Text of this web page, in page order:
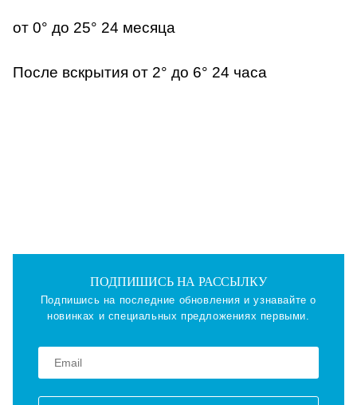
от 0° до 25° 24 месяца
После вскрытия от 2° до 6° 24 часа
ПОДПИШИСЬ НА РАССЫЛКУ
Подпишись на последние обновления и узнавайте о
новинках и специальных предложениях первыми.